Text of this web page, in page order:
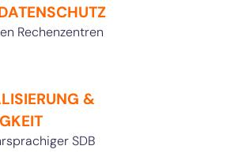
Rechenzentren
&
SDB